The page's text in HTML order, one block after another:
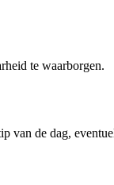
te waarborgen.
de dag,